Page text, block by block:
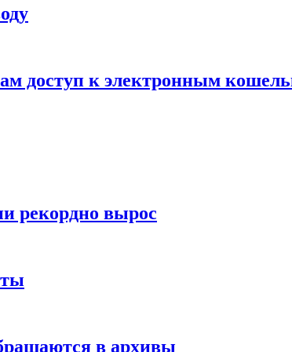
доступ к электронным
рекордно вырос
в архивы